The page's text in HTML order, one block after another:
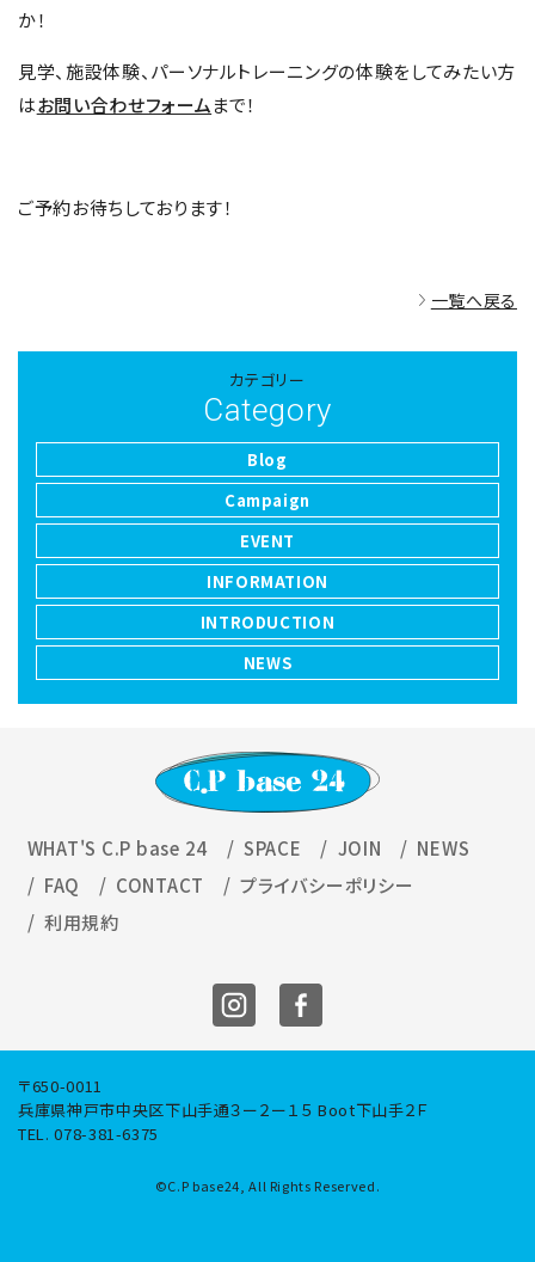
か！
見学、施設体験、パーソナルトレーニングの体験をしてみたい方
はお問い合わせフォームまで！
ご予約お待ちしております！
一覧へ戻る
カテゴリー
Category
Blog
Campaign
EVENT
INFORMATION
INTRODUCTION
NEWS
WHAT'S C.P base 24 SPACE JOIN
NEWS
FAQ
CONTACT
プライバシーポリシー
利用規約
〒650-0011
兵庫県神⼾市中央区下⼭⼿通３ー２ー１５ Boot下⼭⼿２Ｆ
TEL. 078-381-6375
©C.P base24, All Rights Reserved.